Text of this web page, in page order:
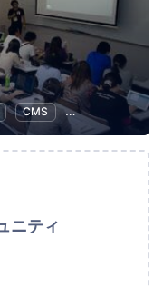
CMS HTML5 Web
ニティ